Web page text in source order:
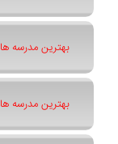
بهترین مدرسه
بهترین مدرسه